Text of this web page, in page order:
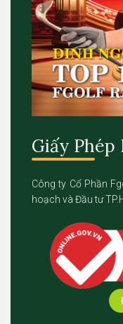
Giấy
Công ty Cổ Phần
hoạch và Đầu tư